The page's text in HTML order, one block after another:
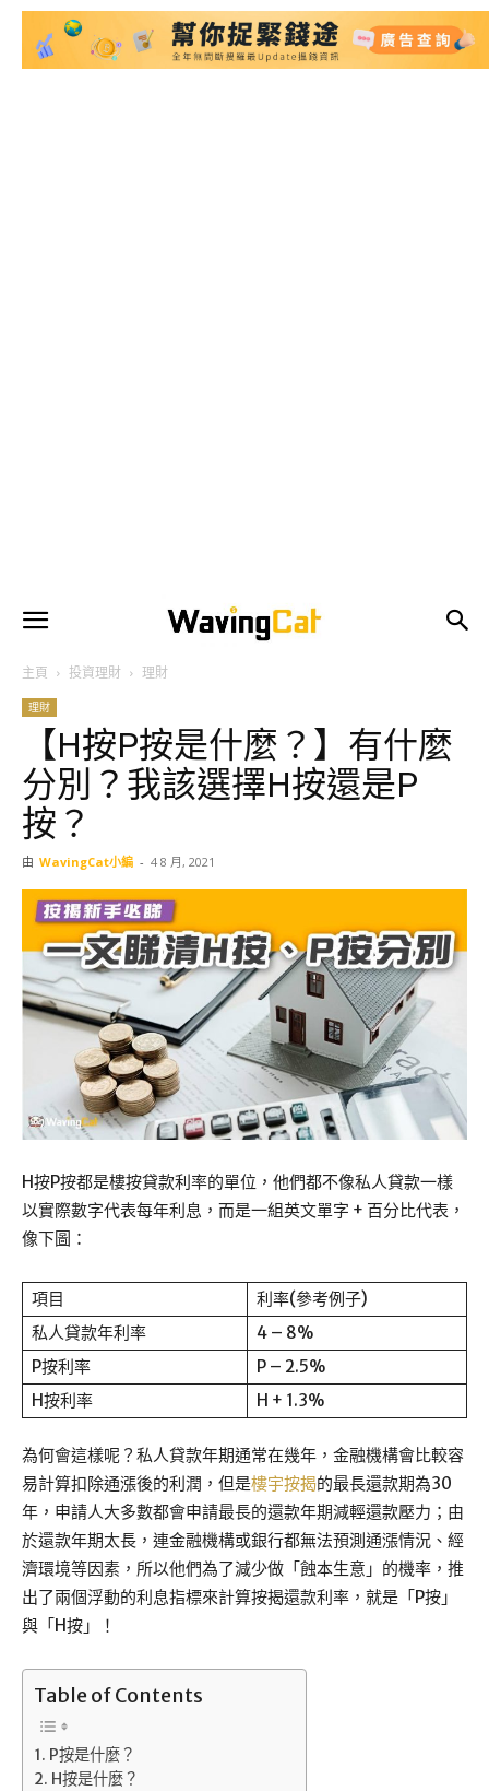
主頁 投資理財 理財
理財
【H按P按是什麼？】有什麼
分別？我該選擇H按還是P
按？
由 WavingCat小編 - 4 8 月, 2021
H按P按都是樓按貸款利率的單位，他們都不像私人貸款一樣
以實際數字代表每年利息，而是一組英文單字 + 百分比代表，
像下圖：
項目
利率(參考例子)
私人貸款年利率
4 – 8%
P按利率
P – 2.5%
H按利率
H + 1.3%
為何會這樣呢？私人貸款年期通常在幾年，金融機構會比較容
易計算扣除通漲後的利潤，但是樓宇按揭的最長還款期為30
年，申請人大多數都會申請最長的還款年期減輕還款壓力；由
於還款年期太長，連金融機構或銀行都無法預測通漲情況、經
濟環境等因素，所以他們為了減少做「蝕本生意」的機率，推
出了兩個浮動的利息指標來計算按揭還款利率，就是「P按」
與「H按」！
Table of Contents
P按是什麼？
H按是什麼？